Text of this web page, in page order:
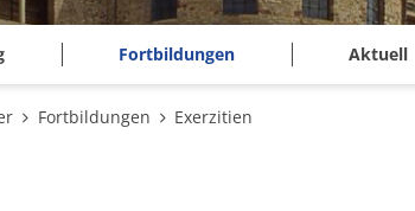
Fortbildungen Aktuell
Fortbildungen Exerzitien